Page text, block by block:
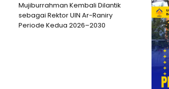
Mujiburrahman Kembali Dilantik
sebagai Rektor UIN Ar-Raniry
Periode Kedua 2026–2030